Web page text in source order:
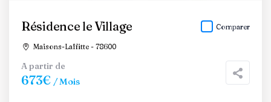
Résidence le Village
Maisons-Laffitte - 78600
Comparer
A partir de
673€ / Mois